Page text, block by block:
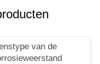
van de